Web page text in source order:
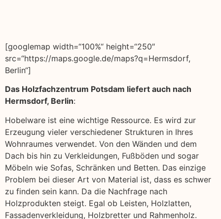
[googlemap width=“100%“ height=“250″
src=“https://maps.google.de/maps?q=Hermsdorf,
Berlin“]
Das Holzfachzentrum Potsdam liefert auch nach
Hermsdorf, Berlin:
Hobelware ist eine wichtige Ressource. Es wird zur
Erzeugung vieler verschiedener Strukturen in Ihres
Wohnraumes verwendet. Von den Wänden und dem
Dach bis hin zu Verkleidungen, Fußböden und sogar
Möbeln wie Sofas, Schränken und Betten. Das einzige
Problem bei dieser Art von Material ist, dass es schwer
zu finden sein kann. Da die Nachfrage nach
Holzprodukten steigt. Egal ob Leisten, Holzlatten,
Fassadenverkleidung, Holzbretter und Rahmenholz.